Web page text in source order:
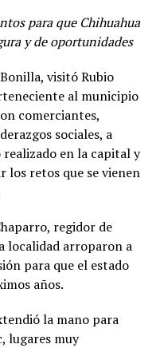
para que Chihuahua
y de oportunidades
visitó Rubio
al municipio
comerciantes,
sociales, a
en la capital y
los retos que se vienen
regidor de
localidad arroparon a
para que el estado
años.
la mano para
lugares muy